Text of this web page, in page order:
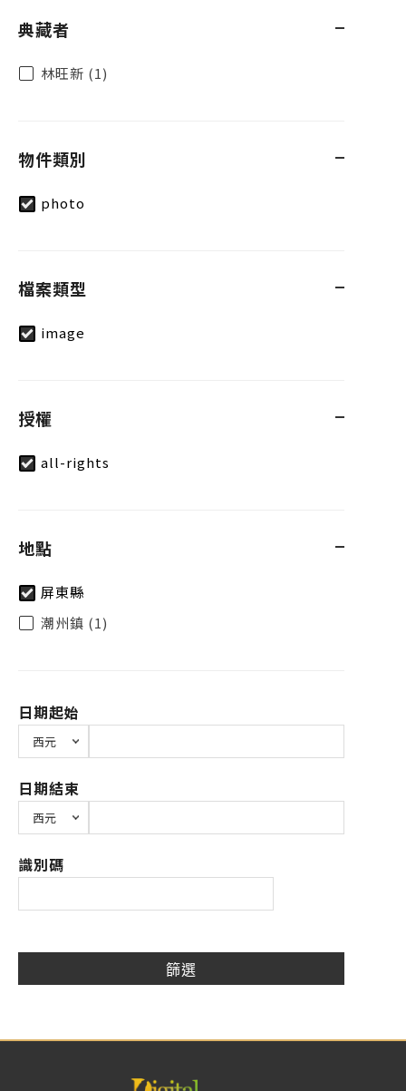
典藏者
林旺新 (1)
物件類別
photo
檔案類型
image
授權
all-rights
地點
屏東縣
潮州鎮 (1)
日期起始
日期結束
識別碼